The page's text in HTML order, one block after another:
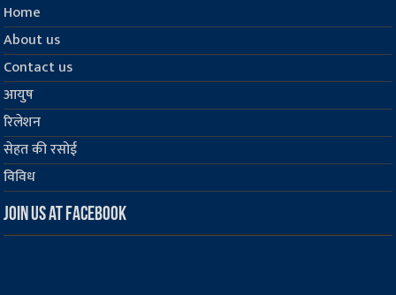
Home
About us
Contact us
आयुष
रिलेशन
सेहत की रसोई
विविध
Join us at Facebook